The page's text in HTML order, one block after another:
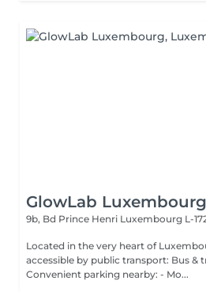
GlowLab Luxembourg
9b, Bd Prince Henri Luxembourg L-
Located in the very heart of Luxembourg Hamilius.
accessible by public transport: Bus &
Convenient parking nearby: - Mo...